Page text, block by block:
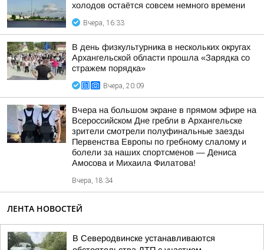
холодов остаётся совсем немного времени
Вчера, 16:33
В день физкультурника в нескольких округах
Архангельской области прошла «Зарядка со
стражем порядка»
Вчера, 20:09
Вчера на большом экране в прямом эфире на
Всероссийском Дне гребли в Архангельске
зрители смотрели полуфинальные заезды
Первенства Европы по гребному слалому и
болели за наших спортсменов — Дениса
Амосова и Михаила Филатова!
Вчера, 18:34
ЛЕНТА НОВОСТЕЙ
В Северодвинске устанавливаются